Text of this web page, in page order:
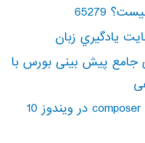
65279
يادگيري زبان
جامع پیش بینی بورس با